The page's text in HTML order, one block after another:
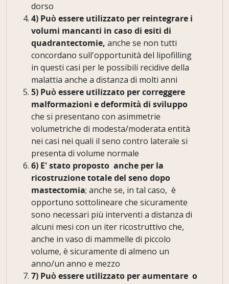
dorso
4) Può essere utilizzato per reintegrare i
volumi mancanti in caso di esiti di
quadrantectomie, anche se non tutti
concordano sull'opportunità del lipofilling
in questi casi per le possibili recidive della
malattia anche a distanza di molti anni
5) Può essere utilizzato per correggere
malformazioni e deformità di sviluppo
che si presentano con asimmetrie
volumetriche di modesta/moderata entità
nei casi nei quali il seno contro laterale si
presenta di volume normale
6) E' stato proposto anche per la
ricostruzione totale del seno dopo
mastectomia; anche se, in tal caso, è
opportuno sottolineare che sicuramente
sono necessari più interventi a distanza di
alcuni mesi con un iter ricostruttivo che,
anche in vaso di mammelle di piccolo
volume, è sicuramente di almeno un
anno/un anno e mezzo
7) Può essere utilizzato per aumentare o